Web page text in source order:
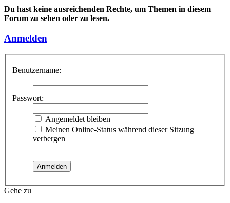
Du hast keine ausreichenden Rechte, um Themen in diesem
Forum zu sehen oder zu lesen.
Anmelden
Benutzername:
Passwort:
Angemeldet bleiben
Meinen Online-Status während dieser Sitzung
verbergen
Gehe zu